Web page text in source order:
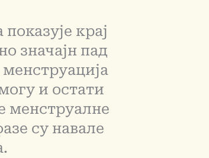
показује крај
значајн пад
и остати
менструалне
су навале